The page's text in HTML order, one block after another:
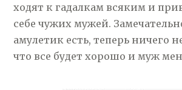
ходят к гадалкам всяким и
себе чужих мужей.
амулетик есть, теперь ничего
что все будет хорошо и муж